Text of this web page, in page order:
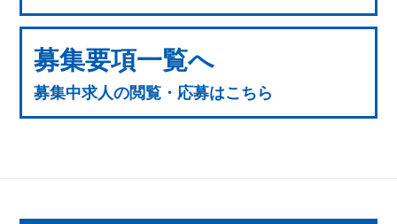
募集要項一覧へ
募集中求人の閲覧・応募はこちら